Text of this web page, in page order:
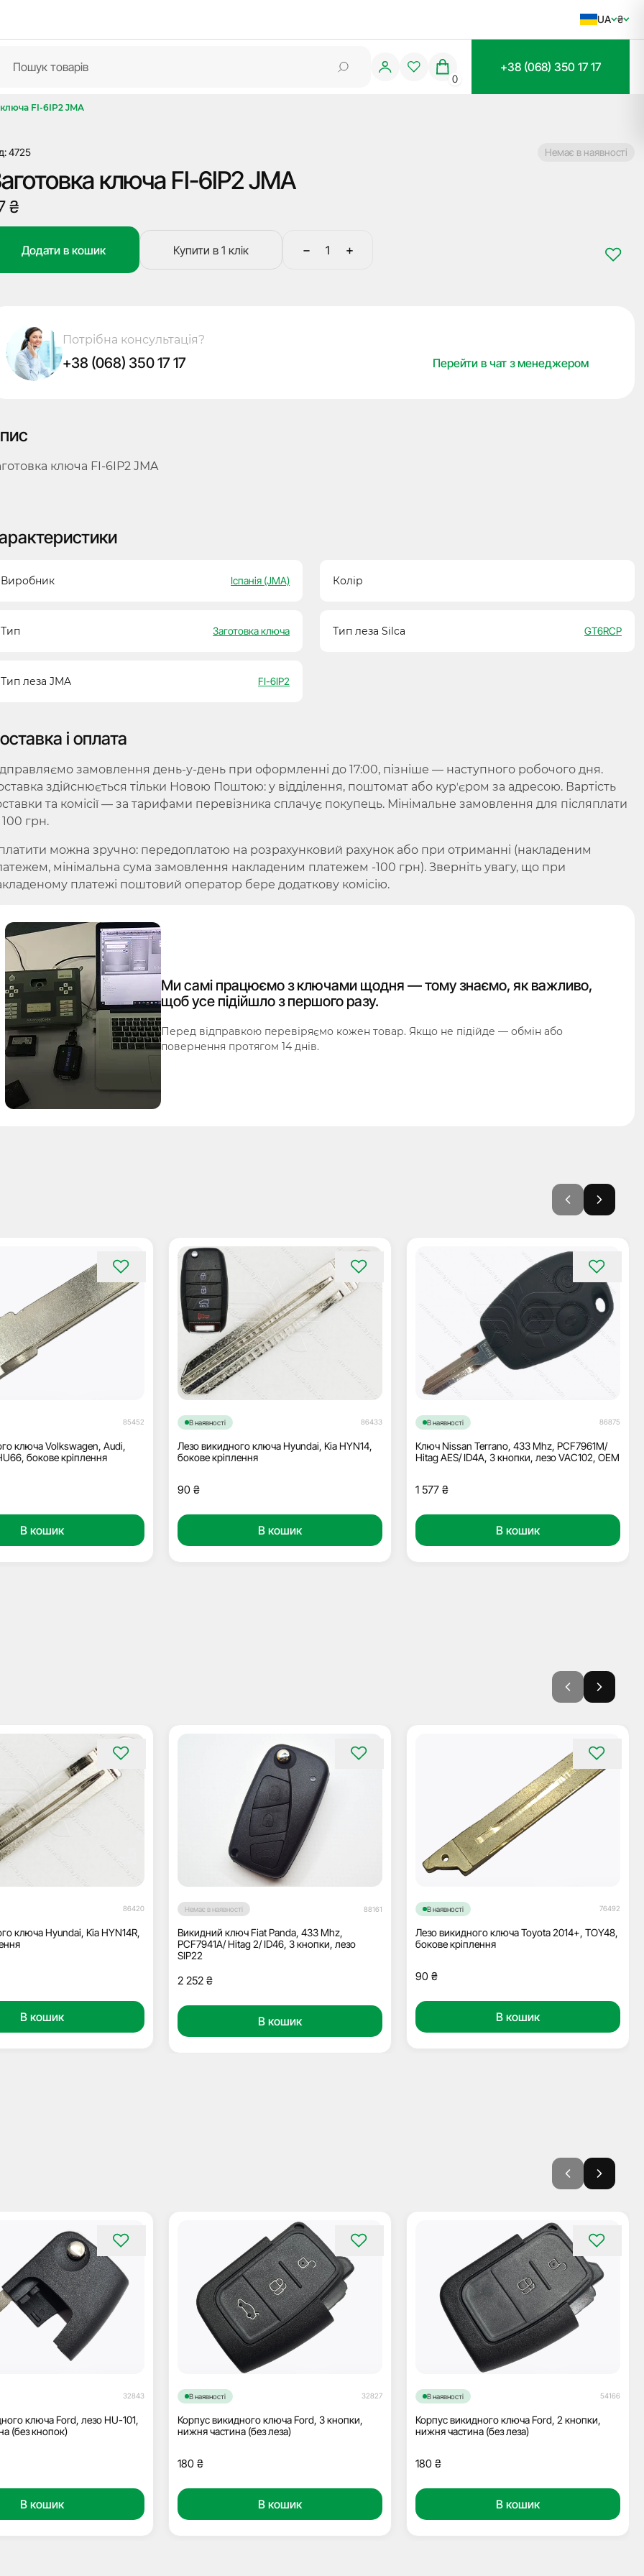
UA ₴
0
+38 (068) 350 17 17
FI-6IP2 JMA
4725 Немає в наявності
ключа FI-6IP2 JMA
₴
−
Заготовка
+
Додати в кошик Купити в 1 клік
Потрібна консультація?
+38 (068) 350 17 17 Перейти в чат з менеджером
ключа FI-6IP2 JMA
Виробник Іспанія (JMA) Колір
Тип Заготовка ключа Тип леза Silca GT6RCP
Тип леза JMA FI-6IP2
і оплата
замовлення день-у-день при оформленні до 17:00, пізніше — наступного робочого дня.
здійснюється тільки Новою Поштою: у відділення, поштомат або курʼєром за адресою. Вартість
та комісії — за тарифами перевізника сплачує покупець. Мінімальне замовлення для післяплати
грн.
можна зручно: передоплатою на розрахунковий рахунок або при отриманні (накладеним
мінімальна сума замовлення накладеним платежем -100 грн). Зверніть увагу, що при
платежі поштовий оператор бере додаткову комісію.
Ми самі працюємо з ключами щодня — тому знаємо, як важливо,
щоб усе підійшло з першого разу.
Перед відправкою перевіряємо кожен товар. Якщо не підійде — обмін або
повернення протягом 14 днів.
85452
ключа Volkswagen, Audi,
бокове кріплення
В кошик
В наявності 86433
Лезо викидного ключа Hyundai, Kia HYN14,
бокове кріплення
90 ₴
В кошик
В наявності 86875
Ключ Nissan Terrano, 433 Mhz, PCF7961M/
Hitag AES/ ID4A, 3 кнопки, лезо VAC102, ОЕМ
1 577 ₴
В кошик
86420
ключа Hyundai, Kia HYN14R,
В кошик
Немає в наявності 88161
Викидний ключ Fiat Panda, 433 Mhz,
PCF7941A/ Hitag 2/ ID46, 3 кнопки, лезо
SIP22
2 252 ₴
В кошик
В наявності 76492
Лезо викидного ключа Toyota 2014+, TOY48,
бокове кріплення
90 ₴
В кошик
32843
ключа Ford, лезо HU-101,
(без кнопок)
В кошик
В наявності 32827
Корпус викидного ключа Ford, 3 кнопки,
нижня частина (без леза)
180 ₴
В кошик
В наявності 54166
Корпус викидного ключа Ford, 2 кнопки,
нижня частина (без леза)
180 ₴
В кошик